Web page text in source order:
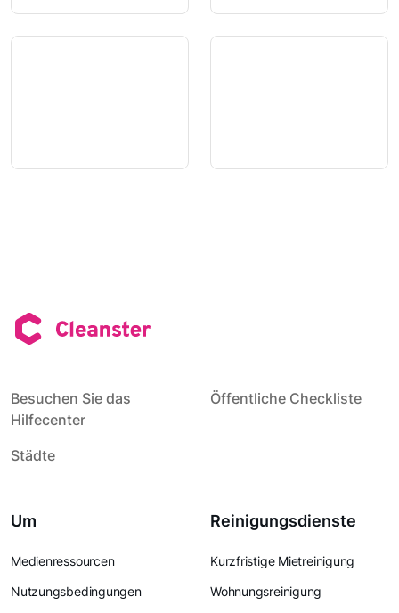
Besuchen Sie das
Hilfecenter
Öffentliche Checkliste
Städte
Um
Medienressourcen
Nutzungsbedingungen
Reinigungsdienste
Kurzfristige Mietreinigung
Wohnungsreinigung